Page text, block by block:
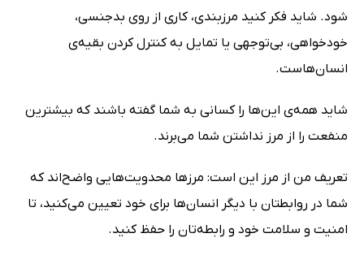
شود. شاید فکر کنید مرزبندی، کاری از روی بدجنسی،
خودخواهی، بی‌توجهی یا تمایل به کنترل‌ کردن بقیه‌ی
انسان‌هاست.
شاید همه‌ی این‌ها را کسانی به شما گفته باشند که بیشترین
منفعت را از مرز نداشتن شما می‌برند.
تعریف من از مرز این است: مرزها محدویت‌هایی واضح‌اند که
شما در روابطتان با دیگر انسان‌ها برای خود تعیین می‌کنید، تا
امنیت و سلامت خود و رابطه‌تان را حفظ کنید.